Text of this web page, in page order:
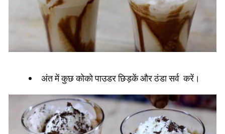
अंत में कुछ कोको पाउडर छिड़कें और ठंडा सर्व करें।